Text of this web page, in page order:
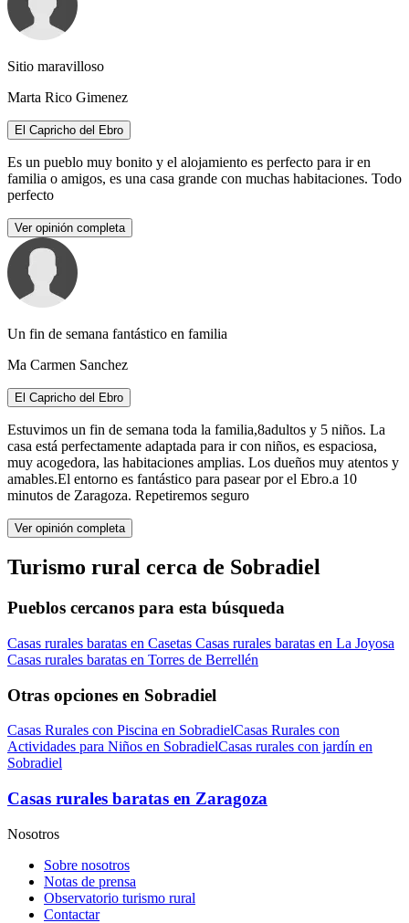
Sitio maravilloso
Marta Rico Gimenez
El Capricho del Ebro
Es un pueblo muy bonito y el alojamiento es perfecto para ir en
familia o amigos, es una casa grande con muchas habitaciones. Todo
perfecto
Ver opinión completa
Un fin de semana fantástico en familia
Ma Carmen Sanchez
El Capricho del Ebro
Estuvimos un fin de semana toda la familia,8adultos y 5 niños. La
casa está perfectamente adaptada para ir con niños, es espaciosa,
muy acogedora, las habitaciones amplias. Los dueños muy atentos y
amables.El entorno es fantástico para pasear por el Ebro.a 10
minutos de Zaragoza. Repetiremos seguro
Ver opinión completa
Turismo rural cerca de Sobradiel
Pueblos cercanos para esta búsqueda
Casas rurales baratas en Casetas Casas rurales baratas en La Joyosa
Casas rurales baratas en Torres de Berrellén
Otras opciones en Sobradiel
Casas Rurales con Piscina en SobradielCasas Rurales con
Actividades para Niños en SobradielCasas rurales con jardín en
Sobradiel
Casas rurales baratas en Zaragoza
Nosotros
Sobre nosotros
Notas de prensa
Observatorio turismo rural
Contactar